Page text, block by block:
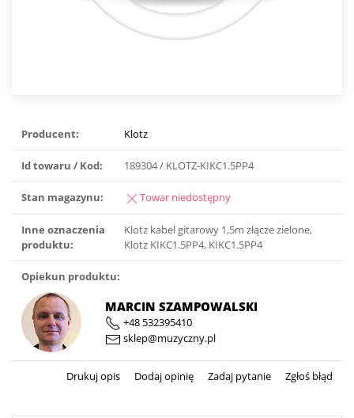
Producent: Klotz
Id towaru / Kod: 189304 / KLOTZ-KIKC1.5PP4
Stan magazynu: Towar niedostępny
Inne oznaczenia
produktu:
Klotz kabel gitarowy 1,5m złącze zielone,
Klotz KIKC1.5PP4, KIKC1.5PP4
Opiekun produktu:
MARCIN SZAMPOWALSKI
+48 532395410
sklep@muzyczny.pl
Drukuj opis Dodaj opinię Zadaj pytanie Zgłoś błąd